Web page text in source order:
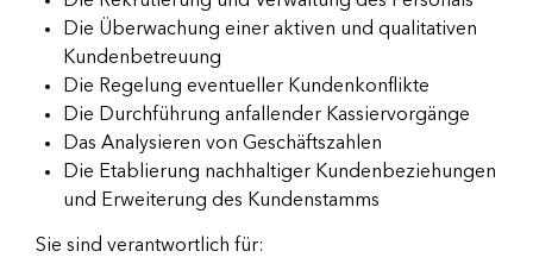
Die Überwachung einer aktiven und qualitativen
Kundenbetreuung
Die Regelung eventueller Kundenkonflikte
Die Durchführung anfallender Kassiervorgänge
Das Analysieren von Geschäftszahlen
Die Etablierung nachhaltiger Kundenbeziehungen
und Erweiterung des Kundenstamms
Sie sind verantwortlich für: